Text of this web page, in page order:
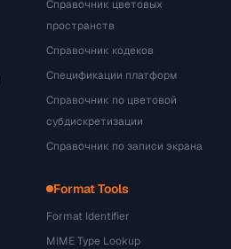
Справочник цветовых
пространств
Справочник кодеков
Спецификации платформ
Справочник по цветовой
субдискретизации
Справочник по записи экрана
Format Tools
Format Identifier
MIME Type Lookup